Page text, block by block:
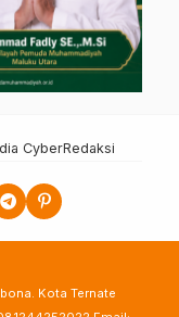
CyberRedaksi
Kota Ternate